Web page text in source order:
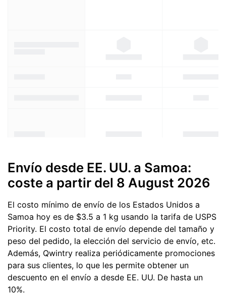
Envío desde EE. UU. a Samoa:
coste a partir del 8 August 2026
El costo mínimo de envío de los Estados Unidos a
Samoa hoy es de $3.5 a 1 kg usando la tarifa de USPS
Priority. El costo total de envío depende del tamaño y
peso del pedido, la elección del servicio de envío, etc.
Además, Qwintry realiza periódicamente promociones
para sus clientes, lo que les permite obtener un
descuento en el envío a desde EE. UU. De hasta un
10%.